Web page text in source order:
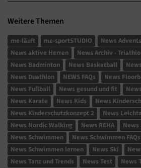
Weitere Themen
me-läuft me-sportSTUDIO
News
News aktive Herren
News Archiv -
News Badminton
News Basketball
News Duathlon
NEWS FAQs News
News Fußball
News gesund und fit
News Karate
News Kids
News
News Kinderschutzkonzept 2
News
News Nordic Walking
News REHA
News
News Schwimmen
News Schwimmen FAQs
News Schwimmen lernen
News Ski
News Tanz und Trends
News Test News